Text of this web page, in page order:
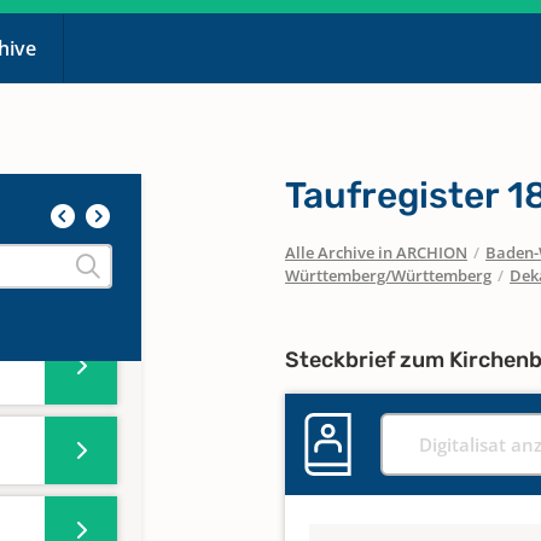
Taufregister
Alle Archive in ARCHION /
Württemberg/Württemberg /
Steckbrief zum
Digitalisat